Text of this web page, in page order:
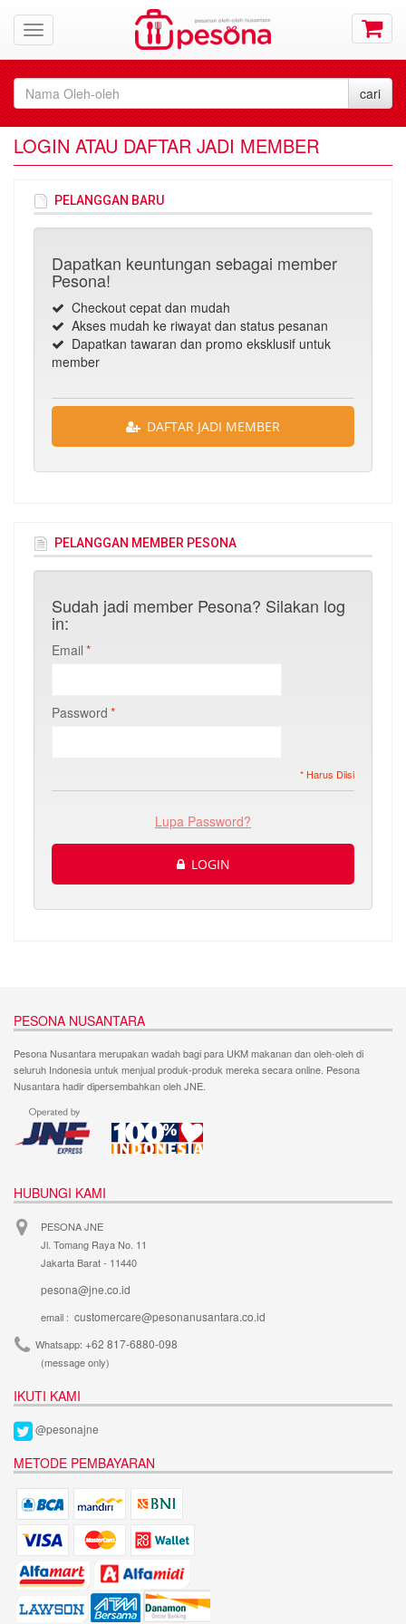
LOGIN ATAU DAFTAR JADI MEMBER
PELANGGAN BARU
Dapatkan keuntungan sebagai member
Pesona!
Checkout cepat dan mudah
Akses mudah ke riwayat dan status pesanan
Dapatkan tawaran dan promo eksklusif untuk
member
DAFTAR JADI MEMBER
PELANGGAN MEMBER PESONA
Sudah jadi member Pesona? Silakan log
in:
*
Email
*
Password
* Harus Diisi
Lupa Password?
LOGIN
PESONA NUSANTARA
Pesona Nusantara merupakan wadah bagi para UKM makanan dan oleh-oleh di
seluruh Indonesia untuk menjual produk-produk mereka secara online. Pesona
Nusantara hadir dipersembahkan oleh JNE.
HUBUNGI KAMI
PESONA JNE
Jl. Tomang Raya No. 11
Jakarta Barat - 11440
pesona@jne.co.id
email : customercare@pesonanusantara.co.id
Whatsapp: +62 817-6880-098
(message only)
IKUTI KAMI
@pesonajne
METODE PEMBAYARAN